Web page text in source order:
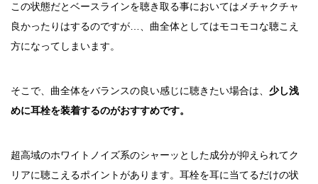
この状態だとベースラインを聴き取る事においてはメチャクチャ
良かったりはするのですが…、曲全体としてはモコモコな聴こえ
方になってしまいます。
そこで、曲全体をバランスの良い感じに聴きたい場合は、 少し浅
めに耳栓を装着するのがおすすめです。
超高域のホワイトノイズ系のシャーッとした成分が抑えられてク
リアに聴こえるポイントがあります。耳栓を耳に当てるだけの状